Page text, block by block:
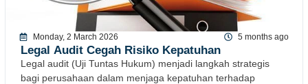
Monday, 2 March 2026 5 months ago
Legal Audit Cegah Risiko Kepatuhan
Legal audit (Uji Tuntas Hukum) menjadi langkah strategis
bagi perusahaan dalam menjaga kepatuhan terhadap